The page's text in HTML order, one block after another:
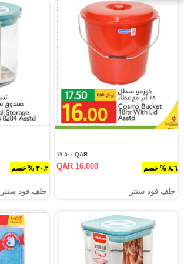
٨.٦ % خصم
QAR ١٧.٥٠٠
QAR 16.000
جلف فود سنتر
٣٠.٢ % خصم
جلف فود سنتر